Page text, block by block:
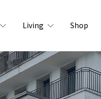
Living Shop